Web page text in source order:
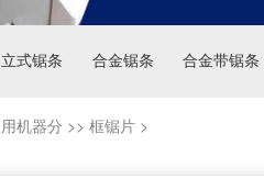
立式锯条 合金锯条 合金带锯条
机器分 >> 框锯片 >